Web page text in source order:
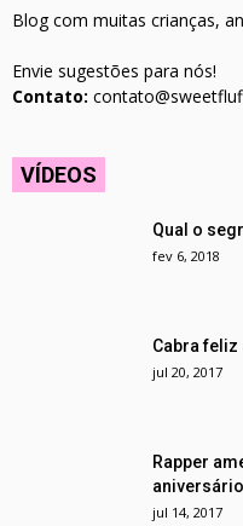
Blog com muitas crianças,
Envie sugestões para nós!
Contato:
VÍDEOS
Qual o
fev 6, 2018
Cabra
jul 20, 2017
Rapper
jul 14, 2017